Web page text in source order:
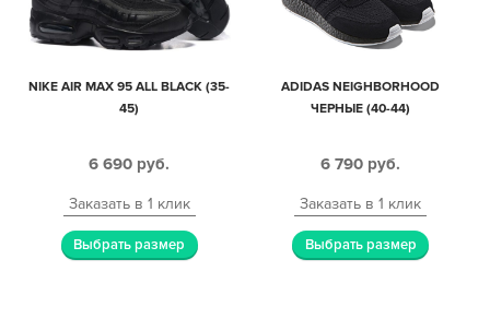
NIKE AIR MAX 95 ALL BLACK (35-
45)
6 690 руб.
Заказать в 1 клик
Выбрать размер
ADIDAS NEIGHBORHOOD
ЧЕРНЫЕ (40-44)
6 790 руб.
Заказать в 1 клик
Выбрать размер